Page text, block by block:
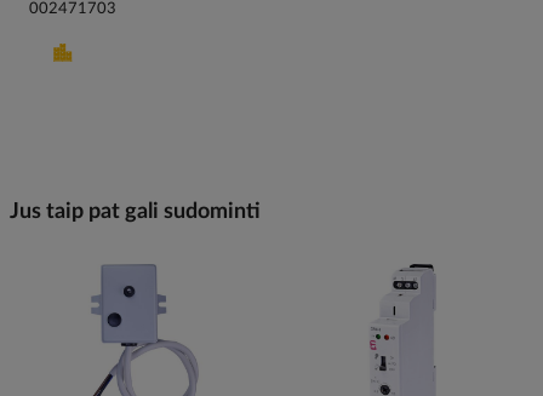
002471703
Jus taip pat gali sudominti